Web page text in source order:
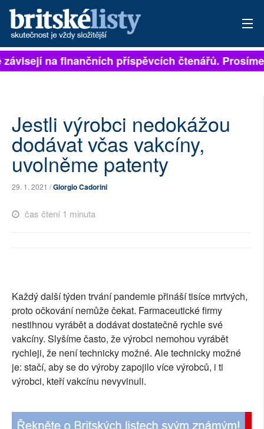
PŘIHLÁSIT
ARCHIV
ROZHOVORY
TÉMATA
RUBRIKY
PLNÁ VERZE STRÁNEK
na finančních příspěvcích čtenářů.
Jestli výrobci nedokážou
dodávat včas vakcíny,
uvolněme patenty
29. 1. 2021 /Giorgio Cadorini
čas čtení 1 minuta
Každý další týden trvání pandemie přináší tisíce mrtvých,
proto očkování nemůže čekat. Farmaceutické firmy
nestihnou vyrábět a dodávat dostatečně rychle své
vakcíny. Slyšíme často, že výrobci nemohou vyrábět
rychleji, že není technicky možné. Ale technicky možné
je: stačí, aby se do výroby zapojilo více výrobců, i ti
výrobci, kteří vakcínu nevyvinuli.